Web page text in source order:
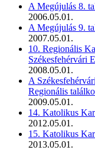
A Megújulás 8.
2006.05.01.
A Megújulás 9.
2007.05.01.
10. Regionális
Székesfehérvári
2008.05.01.
A
Regionális
2009.05.01.
14. Katolikus
2012.05.01.
15. Katolikus
2013.05.01.